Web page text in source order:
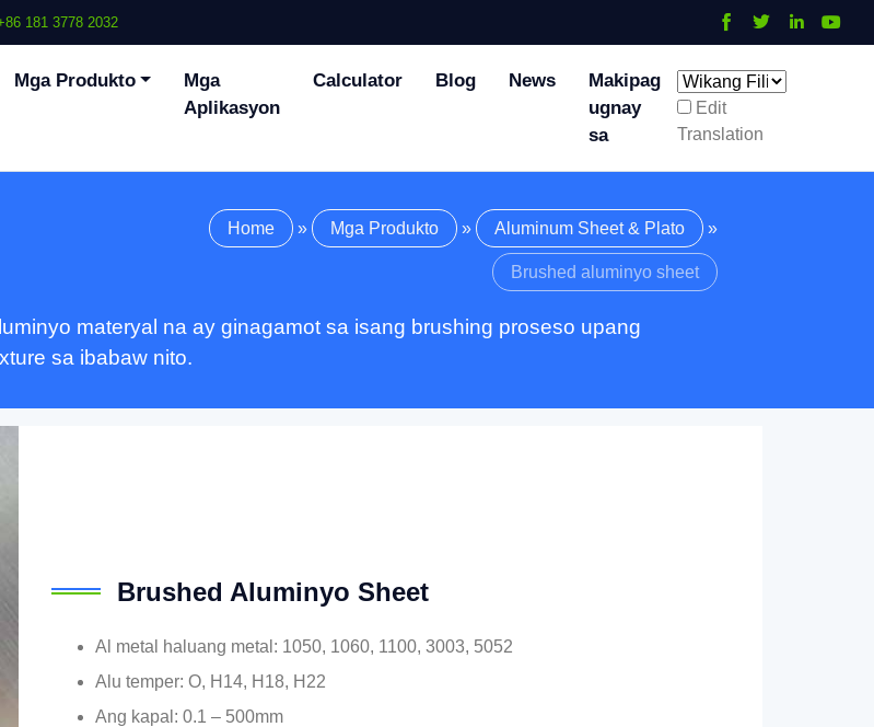
181 3778 2032
Mga Produkto
Mga
Aplikasyon
Calculator Blog News
Makipag
ugnay
sa
Edit
Translation
Home » Mga Produkto » Aluminum Sheet & Plato »
Brushed aluminyo sheet
materyal na ay ginagamot sa isang brushing proseso upang
sa ibabaw nito.
Brushed Aluminyo Sheet
Al metal haluang metal: 1050, 1060, 1100, 3003, 5052
Alu temper: O, H14, H18, H22
Ang kapal: 0.1 – 500mm